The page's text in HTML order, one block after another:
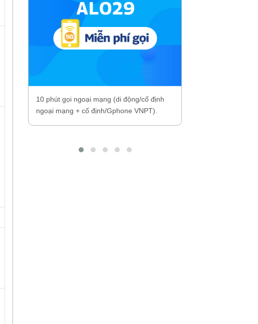
10 phút gọi ngoại mạng (di động/cố định
ngoại mạng + cố định/Gphone VNPT).